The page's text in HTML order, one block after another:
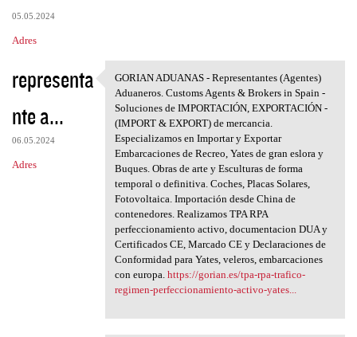
05.05.2024
Adres
representa
nte a...
06.05.2024
Adres
GORIAN ADUANAS -
GORIAN ADUANAS - Representantes (Agentes)
Aduaneros. Customs Agents & Brokers in Spain -
Soluciones de IMPORTACIÓN, EXPORTACIÓN -
(IMPORT & EXPORT) de mercancia.
Especializamos en Importar y Exportar
Embarcaciones de Recreo, Yates de gran eslora y
Buques. Obras de arte y Esculturas de forma
temporal o definitiva. Coches, Placas Solares,
Fotovoltaica. Importación desde China de
contenedores. Realizamos TPA RPA
perfeccionamiento activo, documentacion DUA y
Certificados CE, Marcado CE y Declaraciones de
Conformidad para Yates, veleros, embarcaciones
con europa. https://gorian.es/tpa-rpa-trafico-
regimen-perfeccionamiento-activo-yates...